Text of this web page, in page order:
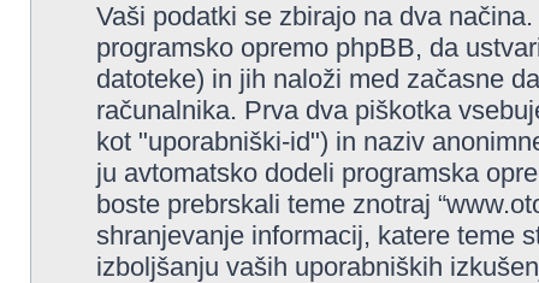
Vaši podatki se zbirajo na dva
programsko opremo phpBB, da
datoteke) in jih naloži med začasne
računalnika. Prva dva piškotka
kot "uporabniški-id") in naziv
ju avtomatsko dodeli programska
boste prebrskali teme znotraj
shranjevanje informacij, katere teme
izboljšanju vaših uporabniških